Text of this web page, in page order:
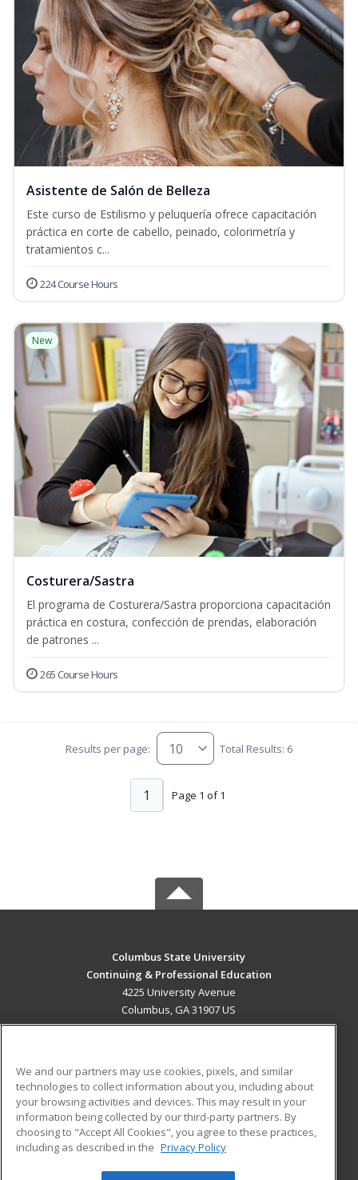
Asistente de Salón de Belleza
Este curso de Estilismo y peluquería ofrece capacitación
práctica en corte de cabello, peinado, colorimetría y
tratamientos c...
224 Course Hours
New
Costurera/Sastra
El programa de Costurera/Sastra proporciona capacitación
práctica en costura, confección de prendas, elaboración
de patrones ...
265 Course Hours
Results per page: Total Results: 6
Page 1 of 1
1
Columbus State University
Continuing & Professional Education
4225 University Avenue
Columbus, GA 31907 US
ADDITIONAL RESOURCES
Military
Financial Assistance
Help
Student Blog
We and our partners may use cookies, pixels, and similar
technologies to collect information about you, including about
your browsing activities and devices. This may result in your
information being collected by our third-party partners. By
choosing to "Accept All Cookies", you agree to these practices,
including as described in the Privacy Policy